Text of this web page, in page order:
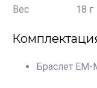
Вес
18 г
Браслет